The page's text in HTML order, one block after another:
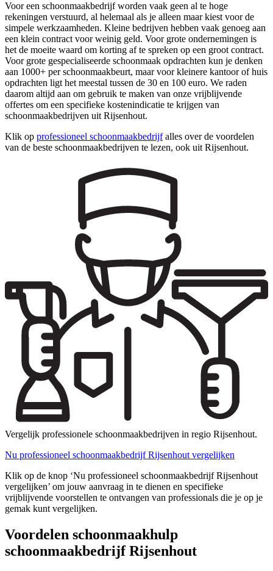
Voor een schoonmaakbedrijf worden vaak geen al te hoge
rekeningen verstuurd, al helemaal als je alleen maar kiest voor de
simpele werkzaamheden. Kleine bedrijven hebben vaak genoeg aan
een klein contract voor weinig geld. Voor grote ondernemingen is
het de moeite waard om korting af te spreken op een groot contract.
Voor grote gespecialiseerde schoonmaak opdrachten kun je denken
aan 1000+ per schoonmaakbeurt, maar voor kleinere kantoor of huis
opdrachten ligt het meestal tussen de 30 en 100 euro. We raden
daarom altijd aan om gebruik te maken van onze vrijblijvende
offertes om een specifieke kostenindicatie te krijgen van
schoonmaakbedrijven uit Rijsenhout.
Klik op professioneel schoonmaakbedrijfalles over de voordelen
van de beste schoonmaakbedrijven te lezen, ook uit Rijsenhout.
Vergelijk professionele schoonmaakbedrijven in regio Rijsenhout.
Nu professioneel schoonmaakbedrijf Rijsenhout vergelijken
Klik op de knop ‘Nu professioneel schoonmaakbedrijf Rijsenhout
vergelijken’ om jouw aanvraag in te dienen en specifieke
vrijblijvende voorstellen te ontvangen van professionals die je op je
gemak kunt vergelijken.
Voordelen schoonmaakhulp
schoonmaakbedrijf Rijsenhout